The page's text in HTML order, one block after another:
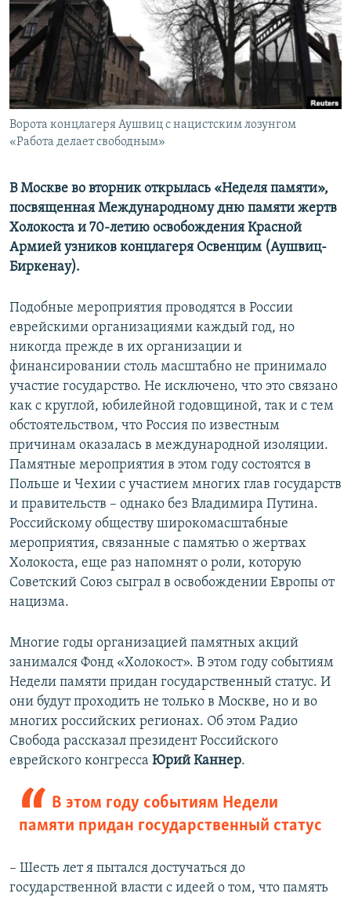
ПОБЕДИТЕЛЕЙ НЕ СУДЯТ?
КРЫМ.НЕПОКОРЕННЫЙ
ELIFBE
УКРАИНСКАЯ ПРОБЛЕМА КРЫМА
ПРИСОЕДИНЯЙТЕСЬ!
Все сайты RFE/RL
Ворота концлагеря Аушвиц с нацистским лозунгом
«Работа делает свободным»
В Москве во вторник открылась «Неделя памяти»,
посвященная Международному дню памяти жертв
Холокоста и 70-летию освобождения Красной
Армией узников концлагеря Освенцим (Аушвиц-
Биркенау).
Подобные мероприятия проводятся в России
еврейскими организациями каждый год, но
никогда прежде в их организации и
финансировании столь масштабно не принимало
участие государство. Не исключено, что это связано
как с круглой, юбилейной годовщиной, так и с тем
обстоятельством, что Россия по известным
причинам оказалась в международной изоляции.
Памятные мероприятия в этом году состоятся в
Польше и Чехии с участием многих глав государств
и правительств – однако без Владимира Путина.
Российскому обществу широкомасштабные
мероприятия, связанные с памятью о жертвах
Холокоста, еще раз напомнят о роли, которую
Советский Союз сыграл в освобождении Европы от
нацизма.
Многие годы организацией памятных акций
занимался Фонд «Холокост». В этом году событиям
Недели памяти придан государственный статус. И
они будут проходить не только в Москве, но и во
многих российских регионах. Об этом Радио
Свобода рассказал президент Российского
еврейского конгресса Юрий Каннер.
В этом году событиям Недели
памяти придан государственный статус
– Шесть лет я пытался достучаться до
государственной власти с идеей о том, что память